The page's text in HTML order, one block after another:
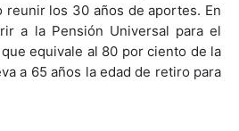
reunir los 30 años de aportes. En
a la Pensión Universal para el
equivale al 80 por ciento de la
a 65 años la edad de retiro para